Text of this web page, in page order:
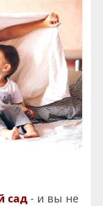
сад - и вы не